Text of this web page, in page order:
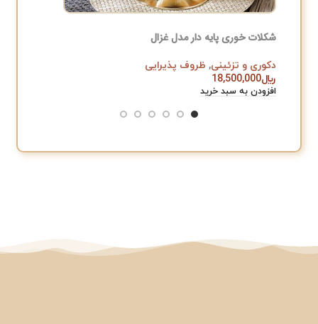
شکلات خوری پایه دار مدل غزال
دکوری و تزئینی, ظروف پذیرایی
﷼18,500,000
افزودن به سبد خرید